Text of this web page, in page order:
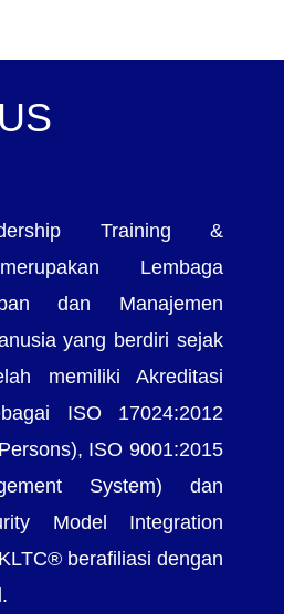
Training &
Lembaga
dan Manajemen
yang berdiri sejak
memiliki Akreditasi
ISO 17024:2012
ISO 9001:2015
System) dan
Model Integration
berafiliasi dengan